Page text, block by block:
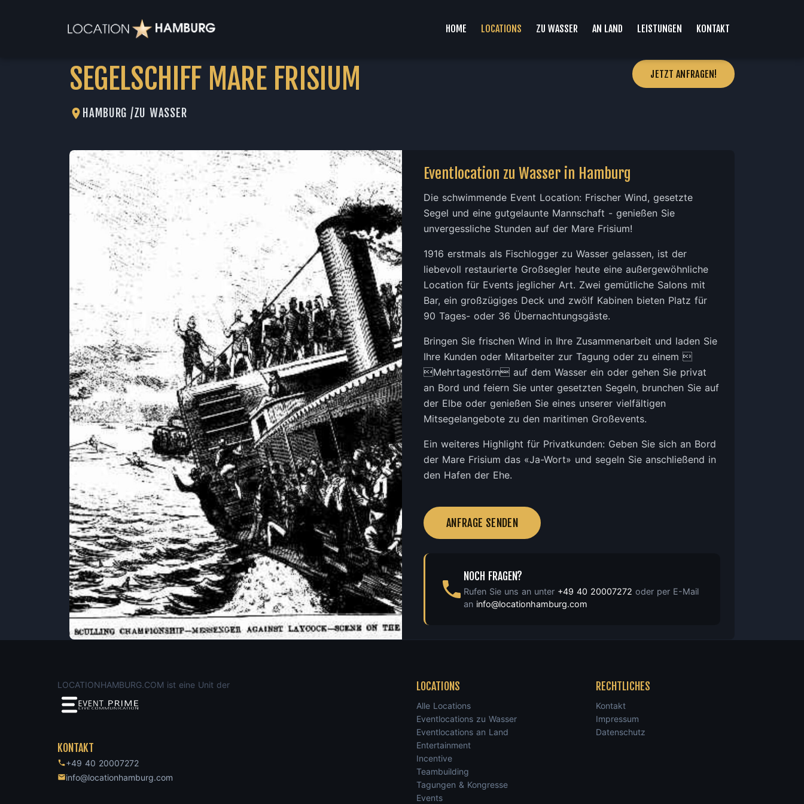
HOME LOCATIONS ZU WASSER AN LAND LEISTUNGEN KONTAKT
SEGELSCHIFF MARE FRISIUM
HAMBURG /ZU WASSER
JETZT ANFRAGEN!
Eventlocation zu Wasser in Hamburg
Die schwimmende Event Location: Frischer Wind, gesetzte
Segel und eine gutgelaunte Mannschaft - genießen Sie
unvergessliche Stunden auf der Mare Frisium!
1916 erstmals als Fischlogger zu Wasser gelassen, ist der
liebevoll restaurierte Großsegler heute eine außergewöhnliche
Location für Events jeglicher Art. Zwei gemütliche Salons mit
Bar, ein großzügiges Deck und zwölf Kabinen bieten Platz für
90 Tages- oder 36 Übernachtungsgäste.
Bringen Sie frischen Wind in Ihre Zusammenarbeit und laden Sie
Ihre Kunden oder Mitarbeiter zur Tagung oder zu einem 
Mehrtagestörn auf dem Wasser ein oder gehen Sie privat
an Bord und feiern Sie unter gesetzten Segeln, brunchen Sie auf
der Elbe oder genießen Sie eines unserer vielfältigen
Mitsegelangebote zu den maritimen Großevents.
Ein weiteres Highlight für Privatkunden: Geben Sie sich an Bord
der Mare Frisium das «Ja-Wort» und segeln Sie anschließend in
den Hafen der Ehe.
ANFRAGE SENDEN
NOCH FRAGEN?
Rufen Sie uns an unter +49 40 20007272 oder per E-Mail
an info@locationhamburg.com
LOCATIONHAMBURG.COM ist eine Unit der
KONTAKT
+49 40 20007272
info@locationhamburg.com
LOCATIONS
Alle Locations
Eventlocations zu Wasser
Eventlocations an Land
Entertainment
Incentive
Teambuilding
Tagungen & Kongresse
Events
RECHTLICHES
Kontakt
Impressum
Datenschutz